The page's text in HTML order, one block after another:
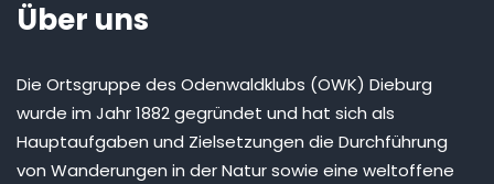
Über uns
Die Ortsgruppe des Odenwaldklubs (OWK) Dieburg
wurde im Jahr 1882 gegründet und hat sich als
Hauptaufgaben und Zielsetzungen die Durchführung
von Wanderungen in der Natur sowie eine weltoffene